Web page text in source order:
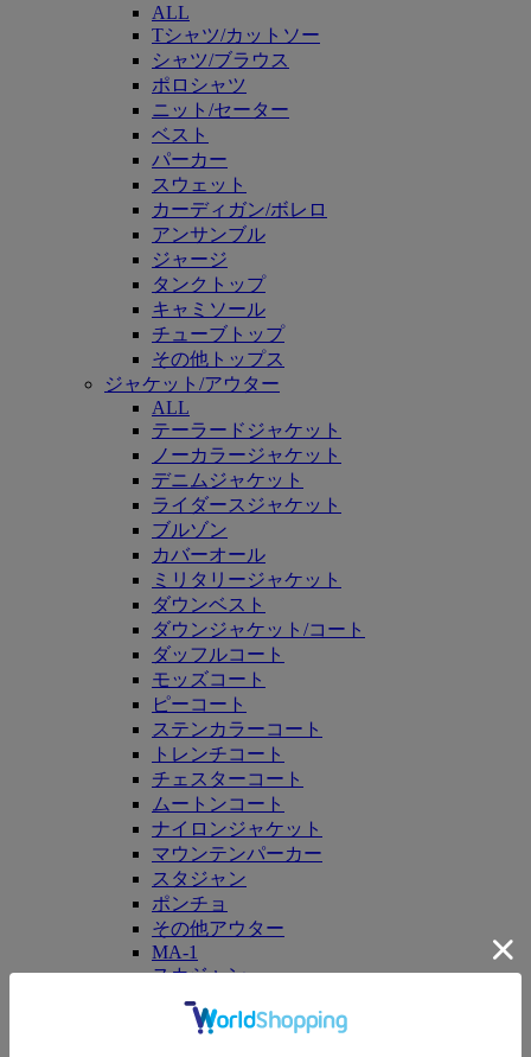
ALL
Tシャツ/カットソー
シャツ/ブラウス
ポロシャツ
ニット/セーター
ベスト
パーカー
スウェット
カーディガン/ボレロ
アンサンブル
ジャージ
タンクトップ
キャミソール
チューブトップ
その他トップス
ジャケット/アウター
ALL
テーラードジャケット
ノーカラージャケット
デニムジャケット
ライダースジャケット
ブルゾン
カバーオール
ミリタリージャケット
ダウンベスト
ダウンジャケット/コート
ダッフルコート
モッズコート
ピーコート
ステンカラーコート
トレンチコート
チェスターコート
ムートンコート
ナイロンジャケット
マウンテンパーカー
スタジャン
ポンチョ
その他アウター
MA-1
スカジャン
ノーカラーコート
セットアップ